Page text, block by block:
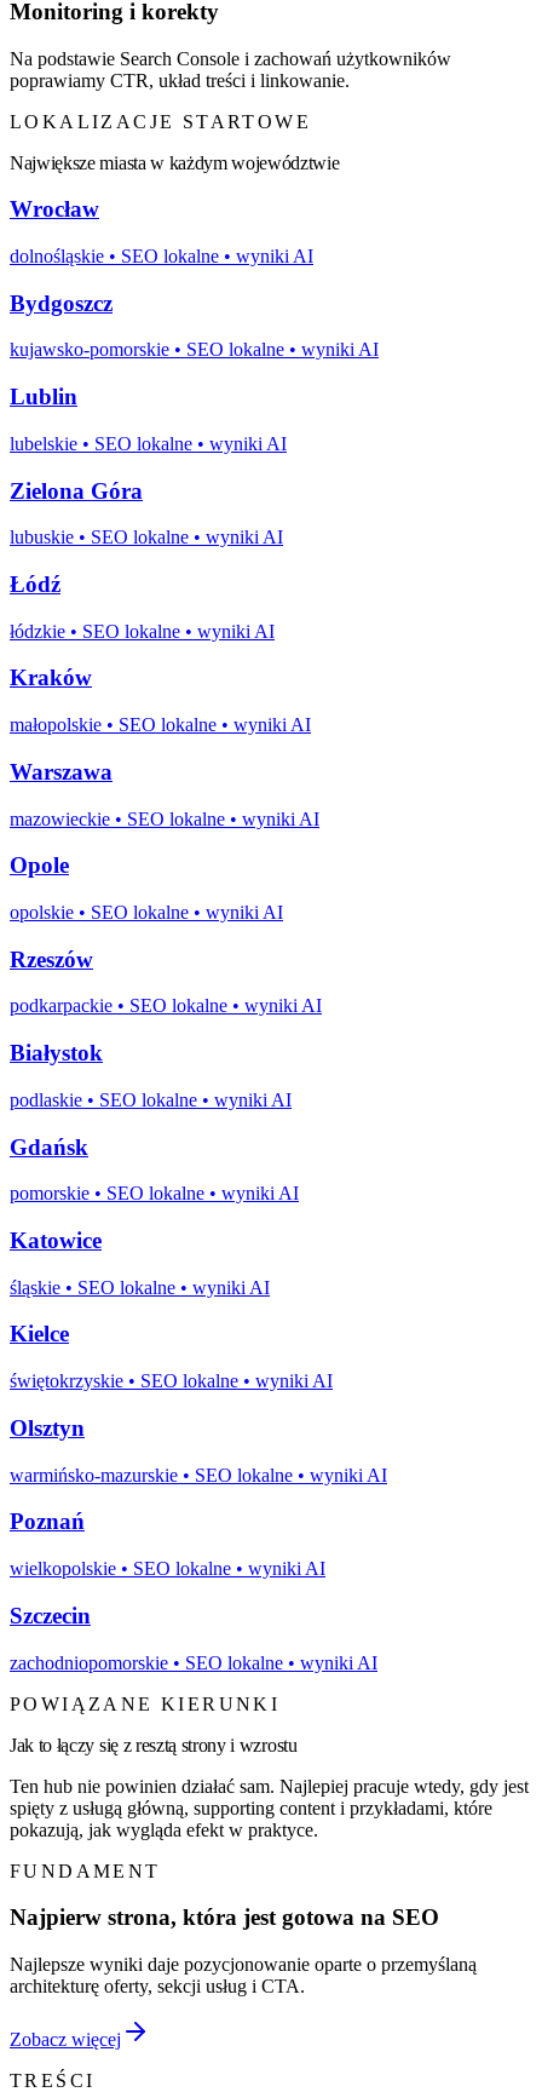
Monitoring i korekty
Na podstawie Search Console i zachowań użytkowników
poprawiamy CTR, układ treści i linkowanie.
LOKALIZACJE STARTOWE
Największe miasta w każdym województwie
Wrocław
dolnośląskie • SEO lokalne • wyniki AI
Bydgoszcz
kujawsko-pomorskie • SEO lokalne • wyniki AI
Lublin
lubelskie • SEO lokalne • wyniki AI
Zielona Góra
lubuskie • SEO lokalne • wyniki AI
Łódź
łódzkie • SEO lokalne • wyniki AI
Kraków
małopolskie • SEO lokalne • wyniki AI
Warszawa
mazowieckie • SEO lokalne • wyniki AI
Opole
opolskie • SEO lokalne • wyniki AI
Rzeszów
podkarpackie • SEO lokalne • wyniki AI
Białystok
podlaskie • SEO lokalne • wyniki AI
Gdańsk
pomorskie • SEO lokalne • wyniki AI
Katowice
śląskie • SEO lokalne • wyniki AI
Kielce
świętokrzyskie • SEO lokalne • wyniki AI
Olsztyn
warmińsko-mazurskie • SEO lokalne • wyniki AI
Poznań
wielkopolskie • SEO lokalne • wyniki AI
Szczecin
zachodniopomorskie • SEO lokalne • wyniki AI
POWIĄZANE KIERUNKI
Jak to łączy się z resztą strony i wzrostu
Ten hub nie powinien działać sam. Najlepiej pracuje wtedy, gdy jest
spięty z usługą główną, supporting content i przykładami, które
pokazują, jak wygląda efekt w praktyce.
FUNDAMENT
Najpierw strona, która jest gotowa na SEO
Najlepsze wyniki daje pozycjonowanie oparte o przemyślaną
architekturę oferty, sekcji usług i CTA.
Zobacz więcej
TREŚCI